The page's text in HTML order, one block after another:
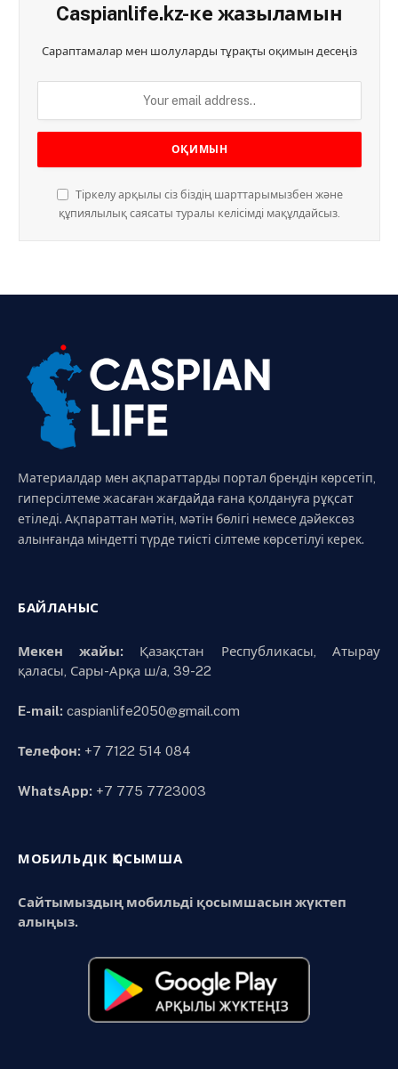
Caspianlife.kz-ке жазыламын
Сараптамалар мен шолуларды тұрақты оқимын десеңіз
Тіркелу арқылы сіз біздің шарттарымызбен және
құпиялылық саясаты туралы келісімді мақұлдайсыз.
Материалдар мен ақпараттарды портал брендін көрсетіп,
гиперсілтеме жасаған жағдайда ғана қолдануға рұқсат
етіледі. Ақпараттан мәтін, мәтін бөлігі немесе дәйексөз
алынғанда міндетті түрде тиісті сілтеме көрсетілуі керек.
БАЙЛАНЫС
Мекен жайы:Қазақстан Республикасы, Атырау
қаласы, Сары-Арқа ш/а, 39-22
E-mail: caspianlife2050@gmail.com
Телефон: +7 7122 514 084
WhatsApp: +7 775 7723003
МОБИЛЬДІК ҚОСЫМША
Сайтымыздың мобильді қосымшасын жүктеп
алыңыз.